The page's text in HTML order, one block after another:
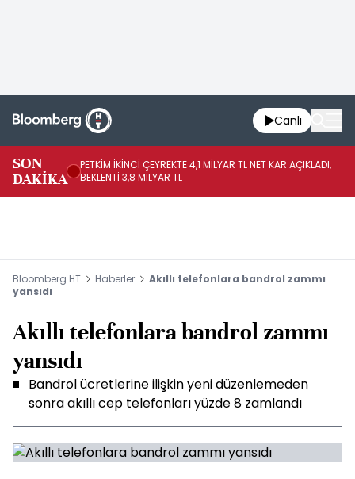
Canlı
SON
DAKİKA
PETKİM İKİNCİ ÇEYREKTE 4,1 MİLYAR TL NET KAR AÇIKLADI,
BEKLENTİ 3,8 MİLYAR TL
Bloomberg HT Haberler
Akıllı telefonlara bandrol zammı
yansıdı
Akıllı telefonlara bandrol zammı
yansıdı
Bandrol ücretlerine ilişkin yeni düzenlemeden
sonra akıllı cep telefonları yüzde 8 zamlandı